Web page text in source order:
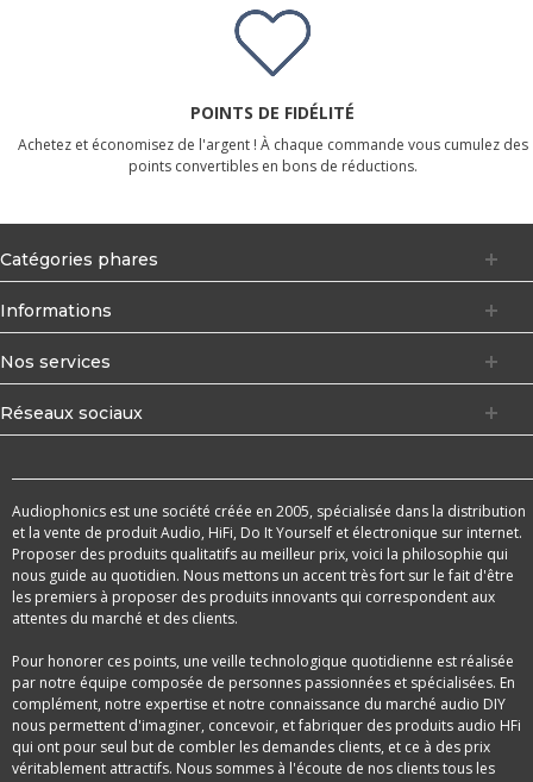
POINTS DE FIDÉLITÉ
Achetez et économisez de l'argent ! À chaque commande vous cumulez des
points convertibles en bons de réductions.
Catégories phares
Informations
Nos services
Réseaux sociaux
Audiophonics est une société créée en 2005, spécialisée dans la distribution
et la vente de produit Audio, HiFi, Do It Yourself et électronique sur internet.
Proposer des produits qualitatifs au meilleur prix, voici la philosophie qui
nous guide au quotidien. Nous mettons un accent très fort sur le fait d'être
les premiers à proposer des produits innovants qui correspondent aux
attentes du marché et des clients.
Pour honorer ces points, une veille technologique quotidienne est réalisée
par notre équipe composée de personnes passionnées et spécialisées. En
complément, notre expertise et notre connaissance du marché audio DIY
nous permettent d'imaginer, concevoir, et fabriquer des produits audio HFi
qui ont pour seul but de combler les demandes clients, et ce à des prix
véritablement attractifs. Nous sommes à l'écoute de nos clients tous les